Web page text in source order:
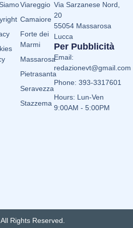
Viareggio
Camaiore
Forte dei
Marmi
Massarosa
Pietrasanta
Seravezza
Stazzema
Via Sarzanese Nord,
20
55054 Massarosa
Lucca
Per Pubblicità
Email:
redazionevt@gmail.com
Phone: 393-3317601
Hours: Lun-Ven
9:00AM - 5:00PM
Rights Reserved.